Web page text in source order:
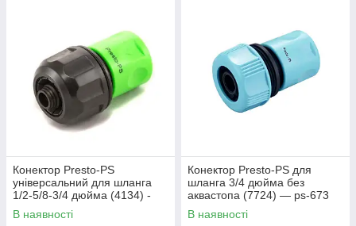
Конектор Presto-PS
універсальний для шланга
1/2-5/8-3/4 дюйма (4134) -
ps-358
В наявності
Конектор Presto-PS для
шланга 3/4 дюйма без
аквастопа (7724) — ps-673
В наявності